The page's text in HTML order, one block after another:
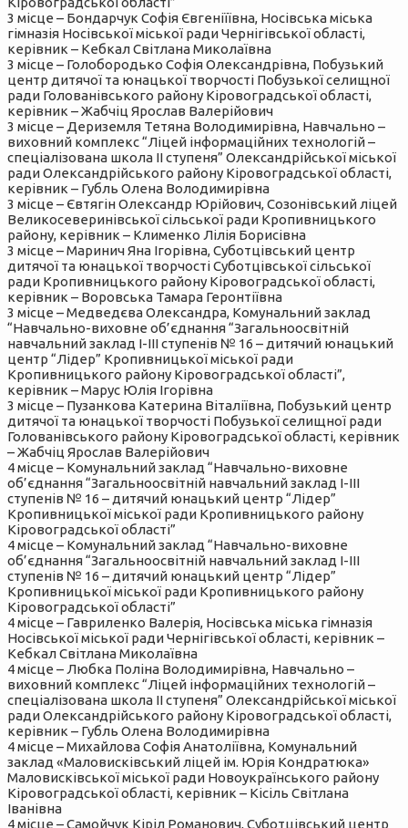
3 місце – Бондарчук Софія Євгеніїївна, Носівська міська
гімназія Носівської міської ради Чернігівської області,
керівник – Кебкал Світлана Миколаївна
3 місце – Голобородько Софія Олександрівна, Побузький
центр дитячої та юнацької творчості Побузької селищної
ради Голованівського району Кіровоградської області,
керівник – Жабчіц Ярослав Валерійович
3 місце – Дериземля Тетяна Володимирівна, Навчально –
виховний комплекс “Ліцей інформаційних технологій –
спеціалізована школа ІІ ступеня” Олександрійської міської
ради Олександрійського району Кіровоградської області,
керівник – Губль Олена Володимирівна
3 місце – Євтягін Олександр Юрійович, Созонівський ліцей
Великосеверинівської сільської ради Кропивницького
району, керівник – Клименко Лілія Борисівна
3 місце – Маринич Яна Ігорівна, Суботцівський центр
дитячої та юнацької творчості Суботцівської сільської
ради Кропивницького району Кіровоградської області,
керівник – Воровська Тамара Геронтіївна
3 місце – Медведєва Олександра, Комунальний заклад
“Навчально-виховне об’єднання “Загальноосвітній
навчальний заклад І-ІІІ ступенів № 16 – дитячий юнацький
центр “Лідер” Кропивницької міської ради
Кропивницького району Кіровоградської області”,
керівник – Марус Юлія Ігорівна
3 місце – Пузанкова Катерина Віталіївна, Побузький центр
дитячої та юнацької творчості Побузької селищної ради
Голованівського району Кіровоградської області, керівник
– Жабчіц Ярослав Валерійович
4 місце – Комунальний заклад “Навчально-виховне
об’єднання “Загальноосвітній навчальний заклад І-ІІІ
ступенів № 16 – дитячий юнацький центр “Лідер”
Кропивницької міської ради Кропивницького району
Кіровоградської області”
4 місце – Комунальний заклад “Навчально-виховне
об’єднання “Загальноосвітній навчальний заклад І-ІІІ
ступенів № 16 – дитячий юнацький центр “Лідер”
Кропивницької міської ради Кропивницького району
Кіровоградської області”
4 місце – Гавриленко Валерія, Носівська міська гімназія
Носівської міської ради Чернігівської області, керівник –
Кебкал Світлана Миколаївна
4 місце – Любка Поліна Володимирівна, Навчально –
виховний комплекс “Ліцей інформаційних технологій –
спеціалізована школа ІІ ступеня” Олександрійської міської
ради Олександрійського району Кіровоградської області,
керівник – Губль Олена Володимирівна
4 місце – Михайлова Софія Анатоліївна, Комунальний
заклад «Маловисківський ліцей ім. Юрія Кондратюка»
Маловисківської міської ради Новоукраїнського району
Кіровоградської області, керівник – Кісіль Світлана
Іванівна
4 місце – Самойчук Кіріл Романович, Суботцівський центр